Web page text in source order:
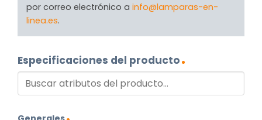
por correo electrónico a info@lamparas-en-
linea.es.
Especificaciones del producto